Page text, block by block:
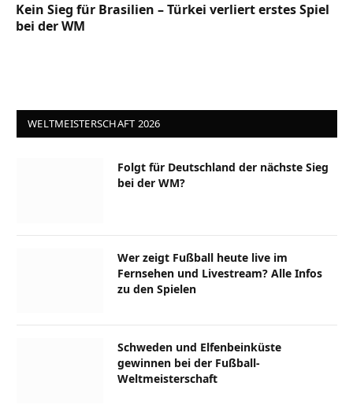
Kein Sieg für Brasilien – Türkei verliert erstes Spiel
bei der WM
WELTMEISTERSCHAFT 2026
Folgt für Deutschland der nächste Sieg
bei der WM?
Wer zeigt Fußball heute live im
Fernsehen und Livestream? Alle Infos
zu den Spielen
Schweden und Elfenbeinküste
gewinnen bei der Fußball-
Weltmeisterschaft